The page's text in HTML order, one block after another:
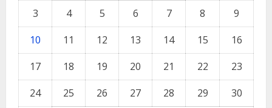
3
4 5 6 7 8
9
10
11 12 13 14 15
16
17
18 19 20 21 22
23
24
25 26 27 28 29
30